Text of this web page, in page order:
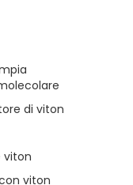
di viton
viton
viton